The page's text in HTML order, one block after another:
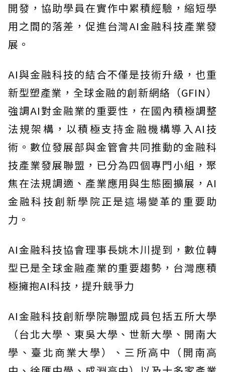
開發，協助學員在實作中累積經驗，縮短學
用之間的落差，促進台灣AI金融科技產業發
展。
AI與金融科技的結合不僅是技術升級，也重
新型塑產業，全球金融的創新網絡（GFIN）
強調AI對金融業的重要性，在國內積極調整
法規架構，以積極支持金融機構導入AI技
術。數位發展部與金管會共同推動的金融科
技產業發展聯盟，已分為四個專門小組，聚
焦在法規調適、產業應用與生態圈擴展，AI
金融科技創新學院正是這場變革的重要助
力。
AI金融科技協會理事長姚木川提到，數位轉
型已是全球金融產業的重要趨勢，台灣應積
極擁抱AI科技，提升競爭力
AI金融科技創新學院聯盟成員包括五所大學
（台北大學、東吳大學、世新大學、開南大
學、臺北商業大學）、三所高中（開南高